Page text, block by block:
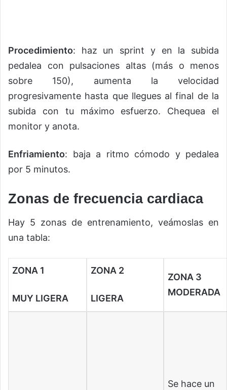
Procedimiento: haz un sprint y en la subida
pedalea con pulsaciones altas (más o menos
sobre 150), aumenta la velocidad
progresivamente hasta que llegues al final de la
subida con tu máximo esfuerzo. Chequea el
monitor y anota.
Enfriamiento: baja a ritmo cómodo y pedalea
por 5 minutos.
Zonas de frecuencia cardiaca
Hay 5 zonas de entrenamiento, veámoslas en
una tabla:
ZONA 1
MUY LIGERA
ZONA 2
LIGERA
ZONA 3
MODERADA
Se hace un